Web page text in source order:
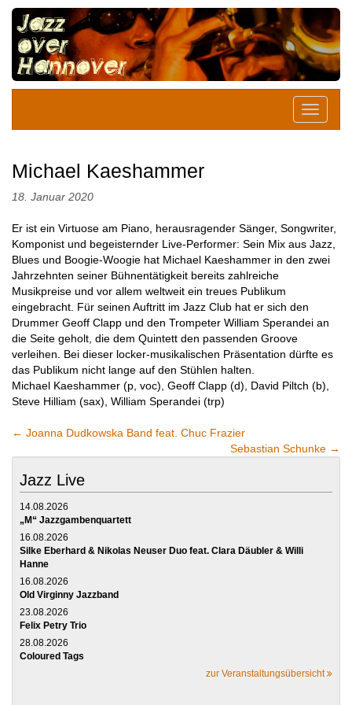
Michael Kaeshammer
18. Januar 2020
Er ist ein Virtuose am Piano, herausragender Sänger, Songwriter,
Komponist und begeisternder Live-Performer: Sein Mix aus Jazz,
Blues und Boogie-Woogie hat Michael Kaeshammer in den zwei
Jahrzehnten seiner Bühnentätigkeit bereits zahlreiche
Musikpreise und vor allem weltweit ein treues Publikum
eingebracht. Für seinen Auftritt im Jazz Club hat er sich den
Drummer Geoff Clapp und den Trompeter William Sperandei an
die Seite geholt, die dem Quintett den passenden Groove
verleihen. Bei dieser locker-musikalischen Präsentation dürfte es
das Publikum nicht lange auf den Stühlen halten.
Michael Kaeshammer (p, voc), Geoff Clapp (d), David Piltch (b),
Steve Hilliam (sax), William Sperandei (trp)
← Joanna Dudkowska Band feat. Chuc Frazier
Sebastian Schunke →
Jazz Live
14.08.2026
„M“ Jazzgambenquartett
16.08.2026
Silke Eberhard & Nikolas Neuser Duo feat. Clara Däubler & Willi
Hanne
16.08.2026
Old Virginny Jazzband
23.08.2026
Felix Petry Trio
28.08.2026
Coloured Tags
zur Veranstaltungsübersicht